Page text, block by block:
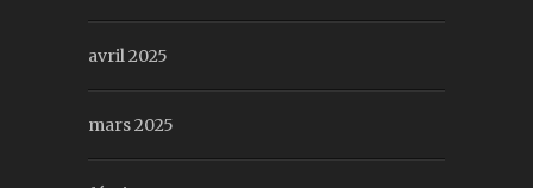
avril 2025
mars 2025